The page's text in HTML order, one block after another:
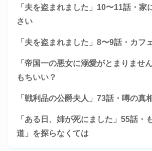
「夫を盗まれました」10〜11話・家
さい
「夫を盗まれました」8〜9話・カフ
「帝国一の悪女に溺愛がとまりませ
もちいい？
「戦利品の公爵夫人」73話・噂の真
「ある日、姉が死にました」55話・
道」を探らなくては